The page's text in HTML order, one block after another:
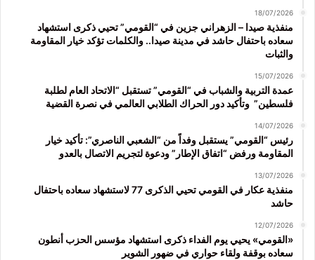
18/07/2026
منفذية صيدا – الزهراني جزين في “القومي” تحيي ذكرى استشهاد
سعاده باحتفال حاشد في مدينة صيدا.. والكلمات تؤكد خيار المقاومة
والثبات
15/07/2026
عمدة التربية والشباب في “القومي” تستقبل “الاتحاد العام لطلبة
فلسطين” وتأكيد دور الحراك الطلابي العالمي في نصرة القضية
14/07/2026
رئيس “القومي” يستقبل وفداً من “الشعبي الناصري”: تأكيد خيار
المقاومة ورفض “اتفاق الإطار” ودعوة لتجريم الاتصال بالعدو
13/07/2026
منفذية عكار في القومي تحيي الذكرى 77 لاستشهاد سعاده باحتفال
حاشد
12/07/2026
«القومي» يحيي يوم الفداء ذكرى استشهاد مؤسس الحزب أنطون
سعاده بوقفة ولقاء حواري في ضهور الشوير